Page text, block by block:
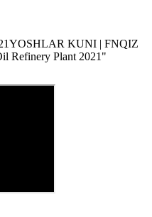
YOSHLAR KUNI | FNQIZ
Refinery Plant 2021 "